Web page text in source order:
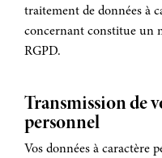
traitement de données à
concernant constitue un
RGPD.
Transmission de
personnel
Vos données à caractère